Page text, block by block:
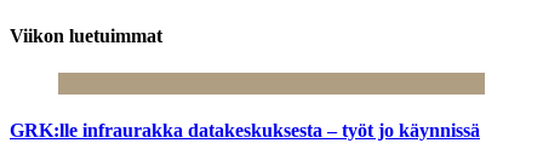
Viikon luetuimmat
GRK:lle infraurakka datakeskuksesta – työt jo käynnissä